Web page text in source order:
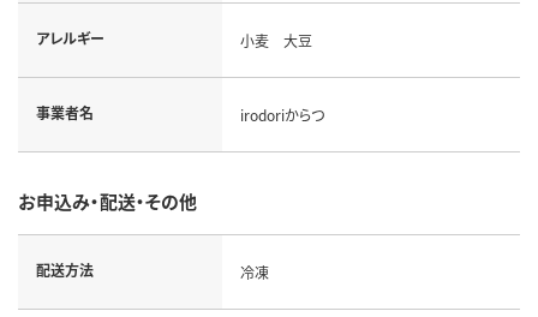
アレルギー 小麦 大豆
事業者名 irodoriからつ
お申込み・配送・その他
配送方法 冷凍